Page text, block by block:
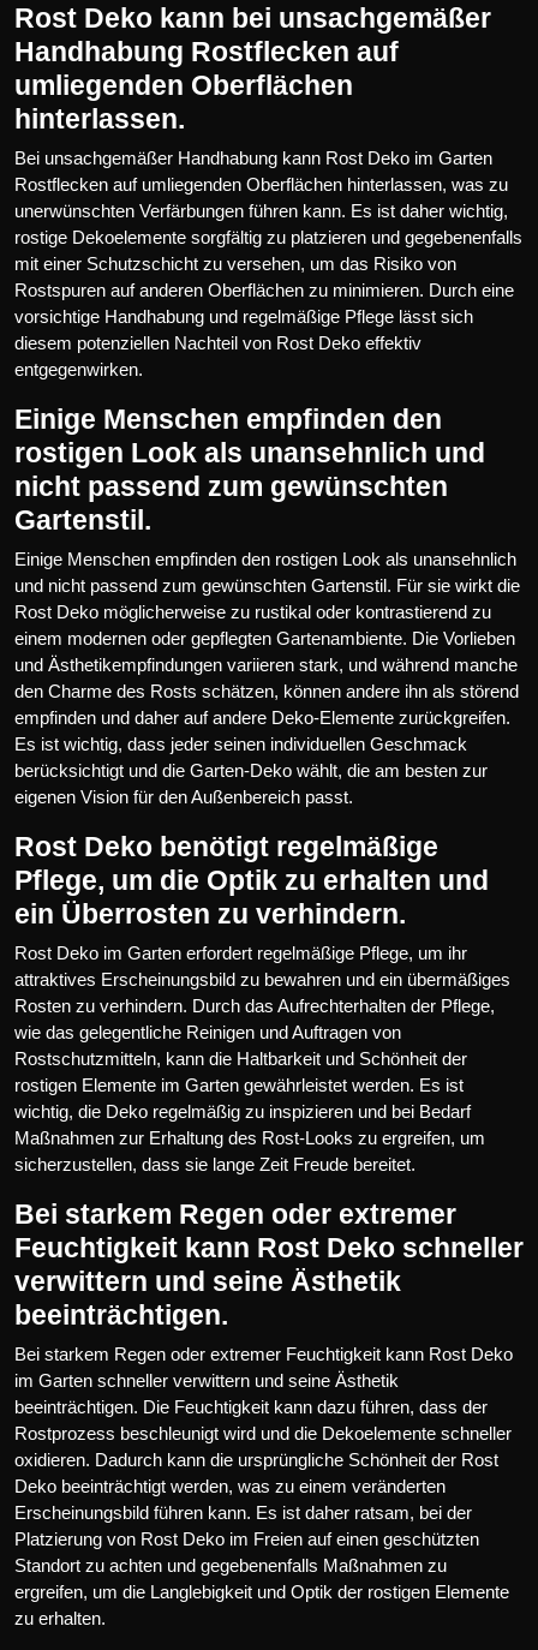
Rost Deko kann bei unsachgemäßer
Handhabung Rostflecken auf
umliegenden Oberflächen
hinterlassen.
Bei unsachgemäßer Handhabung kann Rost Deko im Garten
Rostflecken auf umliegenden Oberflächen hinterlassen, was zu
unerwünschten Verfärbungen führen kann. Es ist daher wichtig,
rostige Dekoelemente sorgfältig zu platzieren und gegebenenfalls
mit einer Schutzschicht zu versehen, um das Risiko von
Rostspuren auf anderen Oberflächen zu minimieren. Durch eine
vorsichtige Handhabung und regelmäßige Pflege lässt sich
diesem potenziellen Nachteil von Rost Deko effektiv
entgegenwirken.
Einige Menschen empfinden den
rostigen Look als unansehnlich und
nicht passend zum gewünschten
Gartenstil.
Einige Menschen empfinden den rostigen Look als unansehnlich
und nicht passend zum gewünschten Gartenstil. Für sie wirkt die
Rost Deko möglicherweise zu rustikal oder kontrastierend zu
einem modernen oder gepflegten Gartenambiente. Die Vorlieben
und Ästhetikempfindungen variieren stark, und während manche
den Charme des Rosts schätzen, können andere ihn als störend
empfinden und daher auf andere Deko-Elemente zurückgreifen.
Es ist wichtig, dass jeder seinen individuellen Geschmack
berücksichtigt und die Garten-Deko wählt, die am besten zur
eigenen Vision für den Außenbereich passt.
Rost Deko benötigt regelmäßige
Pflege, um die Optik zu erhalten und
ein Überrosten zu verhindern.
Rost Deko im Garten erfordert regelmäßige Pflege, um ihr
attraktives Erscheinungsbild zu bewahren und ein übermäßiges
Rosten zu verhindern. Durch das Aufrechterhalten der Pflege,
wie das gelegentliche Reinigen und Auftragen von
Rostschutzmitteln, kann die Haltbarkeit und Schönheit der
rostigen Elemente im Garten gewährleistet werden. Es ist
wichtig, die Deko regelmäßig zu inspizieren und bei Bedarf
Maßnahmen zur Erhaltung des Rost-Looks zu ergreifen, um
sicherzustellen, dass sie lange Zeit Freude bereitet.
Bei starkem Regen oder extremer
Feuchtigkeit kann Rost Deko schneller
verwittern und seine Ästhetik
beeinträchtigen.
Bei starkem Regen oder extremer Feuchtigkeit kann Rost Deko
im Garten schneller verwittern und seine Ästhetik
beeinträchtigen. Die Feuchtigkeit kann dazu führen, dass der
Rostprozess beschleunigt wird und die Dekoelemente schneller
oxidieren. Dadurch kann die ursprüngliche Schönheit der Rost
Deko beeinträchtigt werden, was zu einem veränderten
Erscheinungsbild führen kann. Es ist daher ratsam, bei der
Platzierung von Rost Deko im Freien auf einen geschützten
Standort zu achten und gegebenenfalls Maßnahmen zu
ergreifen, um die Langlebigkeit und Optik der rostigen Elemente
zu erhalten.